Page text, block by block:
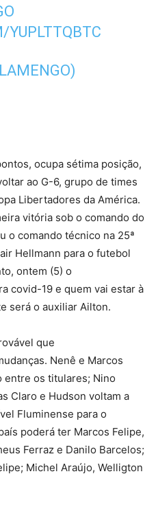
YUPLTTQBTC
ocupa sétima posição,
ao G-6, grupo de times
Libertadores da América.
vitória sob o comando do
o comando técnico na 25ª
Hellmann para o futebol
ontem (5) o
covid-19 e quem vai estar à
será o auxiliar Ailton.
que
Nenê e Marcos
entre os titulares; Nino
Claro e Hudson voltam a
Fluminense para o
poderá ter Marcos Felipe,
Ferraz e Danilo Barcelos;
Michel Araújo, Welligton